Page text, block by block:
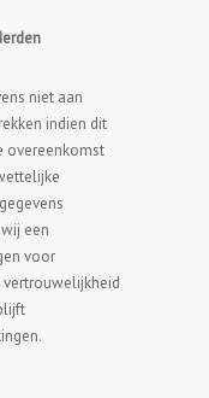
niet aan
indien dit
overeenkomst
een
voor
vertrouwelijkheid